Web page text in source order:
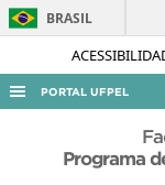
BRASIL
PORTAL UFPEL
ACESSO À
AUDITORIA
Programa